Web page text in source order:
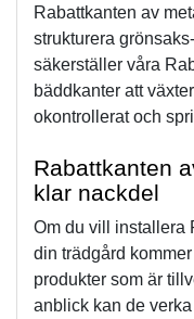
Rabattkanten av
strukturera
säkerställer våra
bäddkanter att
okontrollerat och
Rabattkanten
klar nackdel
Om du vill installera
din trädgård
produkter som är
anblick kan de